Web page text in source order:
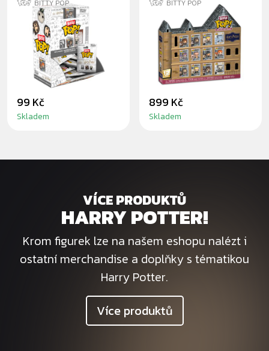
BITTY POP
MYSTERY BITTY
POP HARRY
POTTER
99 Kč
Skladem
BITTY POP
HARRY POTTER
BITTY
COLLECTOR 12-
PACK
899 Kč
Skladem
VÍCE PRODUKTŮ
HARRY POTTER!
Krom figurek lze na našem eshopu nalézt i
ostatní merchandise a doplňky s tématikou
Harry Potter.
Více produktů